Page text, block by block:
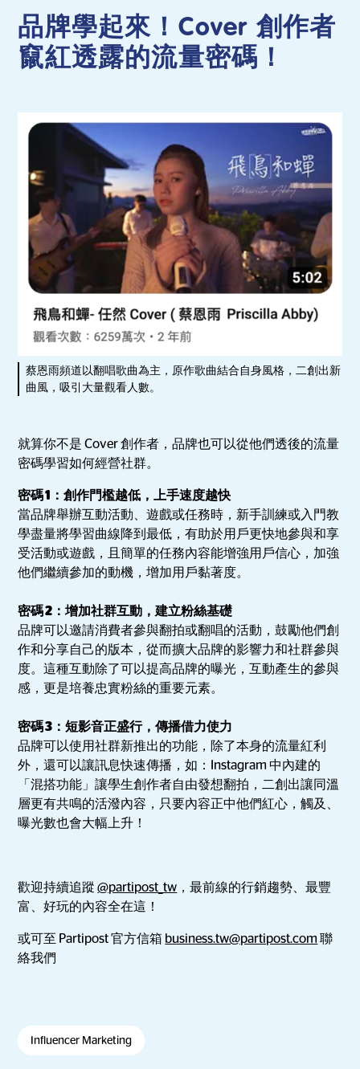
品牌學起來！Cover 創作者
竄紅透露的流量密碼！
蔡恩雨頻道以翻唱歌曲為主，原作歌曲結合自身風格，二創出新
曲風，吸引大量觀看人數。
就算你不是 Cover 創作者，品牌也可以從他們透後的流量
密碼學習如何經營社群。
密碼 1：創作門檻越低，上手速度越快
當品牌舉辦互動活動、遊戲或任務時，新手訓練或入門教
學盡量將學習曲線降到最低，有助於用戶更快地參與和享
受活動或遊戲，且簡單的任務內容能增強用戶信心，加強
他們繼續參加的動機，增加用戶黏著度。
密碼 2：增加社群互動，建立粉絲基礎
品牌可以邀請消費者參與翻拍或翻唱的活動，鼓勵他們創
作和分享自己的版本，從而擴大品牌的影響力和社群參與
度。這種互動除了可以提高品牌的曝光，互動產生的參與
感，更是培養忠實粉絲的重要元素。
密碼 3：短影音正盛行，傳播借力使力
品牌可以使用社群新推出的功能，除了本身的流量紅利
外，還可以讓訊息快速傳播，如：Instagram 中內建的
「混搭功能」讓學生創作者自由發想翻拍，二創出讓同溫
層更有共鳴的活潑內容，只要內容正中他們紅心，觸及、
曝光數也會大幅上升！
歡迎持續追蹤@partipost_tw ，最前線的行銷趨勢、最豐
富、好玩的內容全在這！
或可至 Partipost 官方信箱 business.tw@partipost.com 聯
絡我們
Influencer Marketing